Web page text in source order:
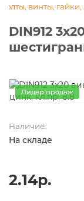
Болты, винты,
DIN912
Лидер продаж
Наличие:
На складе
2.14р.